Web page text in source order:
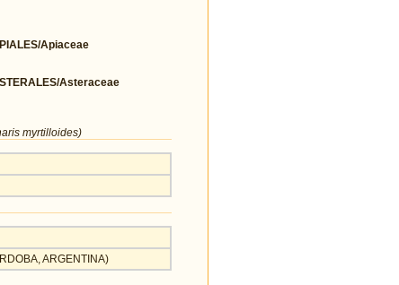
Apiaceae
Asteraceae
myrtilloides)
ARGENTINA)